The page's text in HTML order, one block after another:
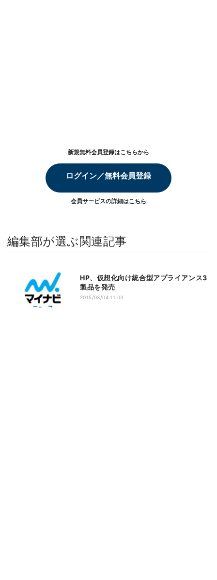
新規無料会員登録はこちらから
ログイン／無料会員登録
会員サービスの詳細はこちら
編集部が選ぶ関連記事
HP、仮想化向け統合型アプライアンス3
製品を発売
2015/03/04 11:03